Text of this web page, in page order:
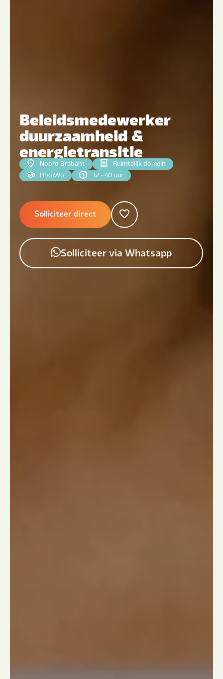
Beleidsmedewerker
duurzaamheid &
energietransitie
Noord Brabant
Ruimtelijk domein
Hbo|Wo 32 - 40 uur
Solliciteer direct
Solliciteer via Whatsapp